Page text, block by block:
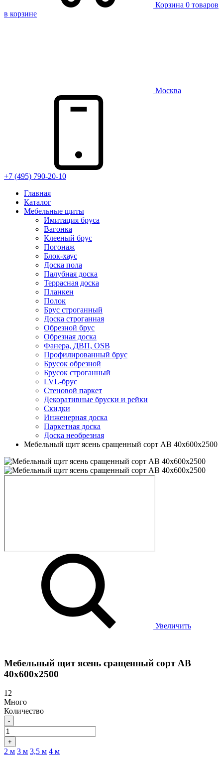
Корзина 0 товаров
в корзине
Москва
+7 (495) 790-20-10
Главная
Каталог
Мебельные щиты
Имитация бруса
Вагонка
Клееный брус
Погонаж
Блок-хаус
Доска пола
Палубная доска
Террасная доска
Планкен
Полок
Брус строганный
Доска строганная
Обрезной брус
Обрезная доска
Фанера, ДВП, OSB
Профилированный брус
Брусок обрезной
Брусок строганный
LVL-брус
Стеновой паркет
Декоративные бруски и рейки
Скидки
Инженерная доска
Паркетная доска
Доска необрезная
Мебельный щит ясень сращенный сорт АВ 40х600х2500
Увеличить
Мебельный щит ясень сращенный сорт АВ
40х600х2500
12
Много
Количество
-
+
2 м 3 м 3,5 м 4 м